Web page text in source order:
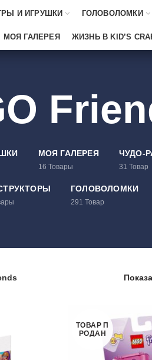
И ИГРУШКИ ГОЛОВОЛОМКИ
МОЯ ГАЛЕРЕЯ ЖИЗНЬ В KID’S
МОЯ ГАЛЕРЕЯ
16 Товары
ЧУДО-
31 Товар
ГОЛОВОЛОМКИ
291 Товар
ТОВАР П
РОДАН